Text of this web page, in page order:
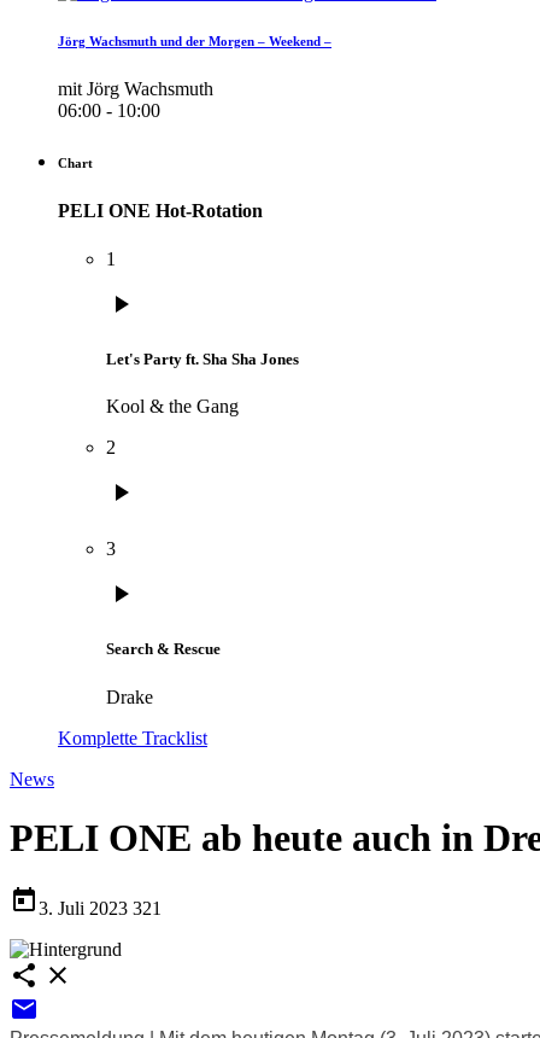
Jörg Wachsmuth und der Morgen – Weekend –
mit Jörg Wachsmuth
06:00 - 10:00
Chart
PELI ONE Hot-Rotation
1
play_arrow
Let's Party ft. Sha Sha Jones
Kool & the Gang
2
play_arrow
3
play_arrow
Search & Rescue
Drake
Komplette Tracklist
News
PELI ONE ab heute auch in
today3. Juli 2023 321
share close
email